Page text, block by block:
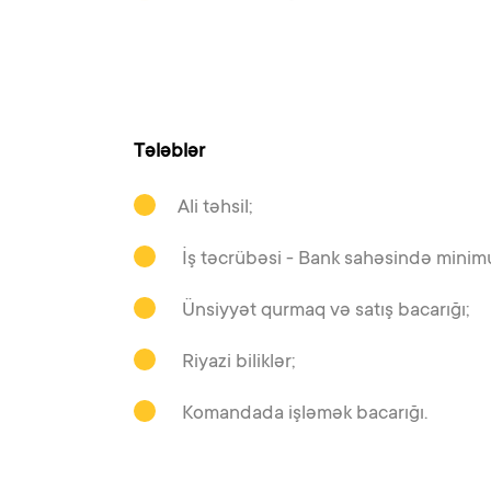
Tələblər
Ali təhsil;
İş təcrübəsi - Bank sahəsində
Ünsiyyət qurmaq və satış bacarığı;
Riyazi biliklər;
Komandada işləmək bacarığı.